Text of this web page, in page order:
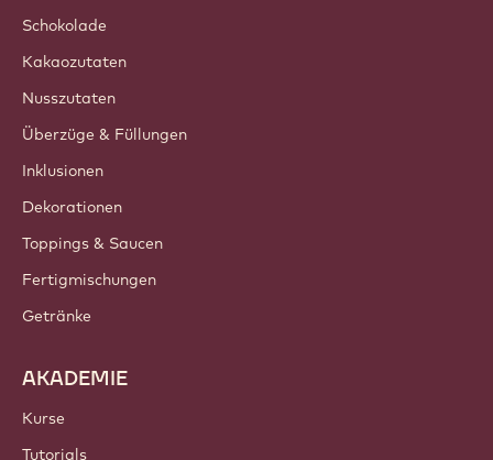
Schokolade
Kakaozutaten
Nusszutaten
Überzüge & Füllungen
Inklusionen
Dekorationen
Toppings & Saucen
Fertigmischungen
Getränke
AKADEMIE
Kurse
Tutorials